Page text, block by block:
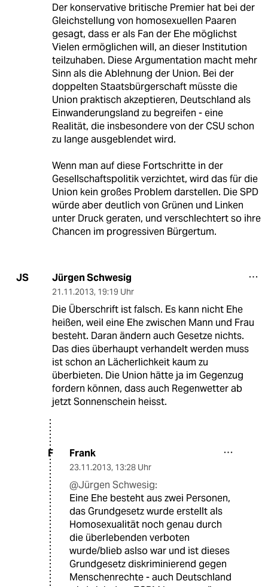
Der konservative britische Premier hat bei der
Gleichstellung von homosexuellen Paaren
gesagt, dass er als Fan der Ehe möglichst
Vielen ermöglichen will, an dieser Institution
teilzuhaben. Diese Argumentation macht mehr
Sinn als die Ablehnung der Union. Bei der
doppelten Staatsbürgerschaft müsste die
Union praktisch akzeptieren, Deutschland als
Einwanderungsland zu begreifen - eine
Realität, die insbesondere von der CSU schon
zu lange ausgeblendet wird.
Wenn man auf diese Fortschritte in der
Gesellschaftspolitik verzichtet, wird das für die
Union kein großes Problem darstellen. Die SPD
würde aber deutlich von Grünen und Linken
unter Druck geraten, und verschlechtert so ihre
Chancen im progressiven Bürgertum.
JS Jürgen Schwesig
21.11.2013, 19:19 Uhr
Die Überschrift ist falsch. Es kann nicht Ehe
heißen, weil eine Ehe zwischen Mann und Frau
besteht. Daran ändern auch Gesetze nichts.
Das dies überhaupt verhandelt werden muss
ist schon an Lächerlichkeit kaum zu
überbieten. Die Union hätte ja im Gegenzug
fordern können, dass auch Regenwetter ab
jetzt Sonnenschein heisst.
F Frank
23.11.2013, 13:28 Uhr
@Jürgen Schwesig:
Eine Ehe besteht aus zwei Personen,
das Grundgesetz wurde erstellt als
Homosexualität noch genau durch
die überlebenden verboten
wurde/blieb aslso war und ist dieses
Grundgesetz diskriminierend gegen
Menschenrechte - auch Deutschland